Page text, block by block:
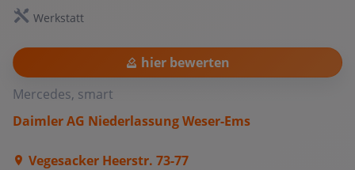
Werkstatt
hier bewerten
Mercedes, smart
Daimler AG Niederlassung Weser-Ems
Vegesacker Heerstr. 73-77